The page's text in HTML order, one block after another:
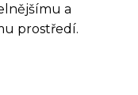
a
prostředí.